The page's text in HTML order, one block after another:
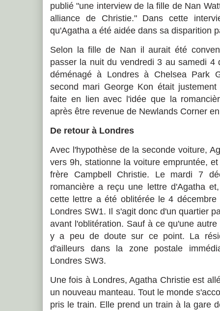
publié "une interview de la fille de Nan
alliance de Christie." Dans cette
qu'Agatha a été aidée dans sa disparition
Selon la fille de Nan il aurait été
passer la nuit du vendredi 3 au samedi 4
déménagé à Londres à Chelsea Park
second mari George Kon était
faite en lien avec l'idée que la
après être revenue de Newlands Corner
De retour à Londres
Avec l'hypothèse de la seconde voiture,
vers 9h, stationne la voiture empruntée,
frère Campbell Christie. Le mardi 7
romancière a reçu une lettre d'Agatha
cette lettre a été oblitérée le 4
Londres SW1. Il s'agit donc d'un quartier
avant l'oblitération. Sauf à ce qu'une
y a peu de doute sur ce point. La
d'ailleurs dans la zone postale
Londres SW3.
Une fois à Londres, Agatha Christie est
un nouveau manteau. Tout le monde
pris le train. Elle prend un train à la gare